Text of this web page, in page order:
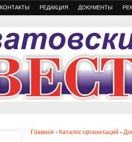
КОНТАКТЫ РЕДАКЦИЯ ДОКУМЕНТЫ
Главная - Каталог организаций -